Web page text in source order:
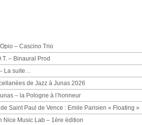
– Cascino Trio
– Binaural Prod
La suite…
de Jazz à Junas 2026
– la Pologne à l’honneur
Saint Paul de Vence : Emile Parisien « Floating »
Nice Music Lab – 1ère édition